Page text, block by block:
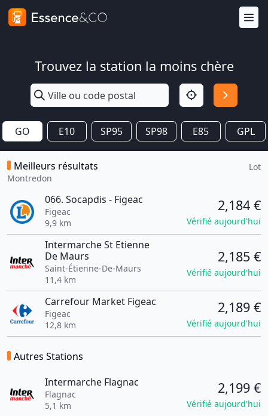
Trouvez la station la moins chère
GO E10 SP95 SP98 E85 GPL
Meilleurs résultats
Montredon
Lot
066. Socapdis - Figeac
Figeac
9,9 km
2,184 €
Vérifié aujourd'hui
Intermarche St Etienne
De Maurs
Saint-Étienne-De-Maurs
11,4 km
2,185 €
Vérifié aujourd'hui
Carrefour Market Figeac
Figeac
12,8 km
2,189 €
Vérifié aujourd'hui
Autres Stations
Intermarche Flagnac
Flagnac
5,1 km
2,199 €
Vérifié aujourd'hui